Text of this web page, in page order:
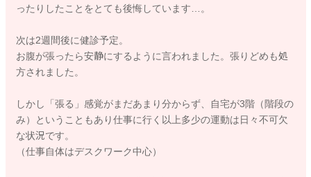
ったりしたことをとても後悔しています…。
次は2週間後に健診予定。
お腹が張ったら安静にするように言われました。張りどめも処
方されました。
しかし「張る」感覚がまだあまり分からず、自宅が3階（階段の
み）ということもあり仕事に行く以上多少の運動は日々不可欠
な状況です。
（仕事自体はデスクワーク中心）